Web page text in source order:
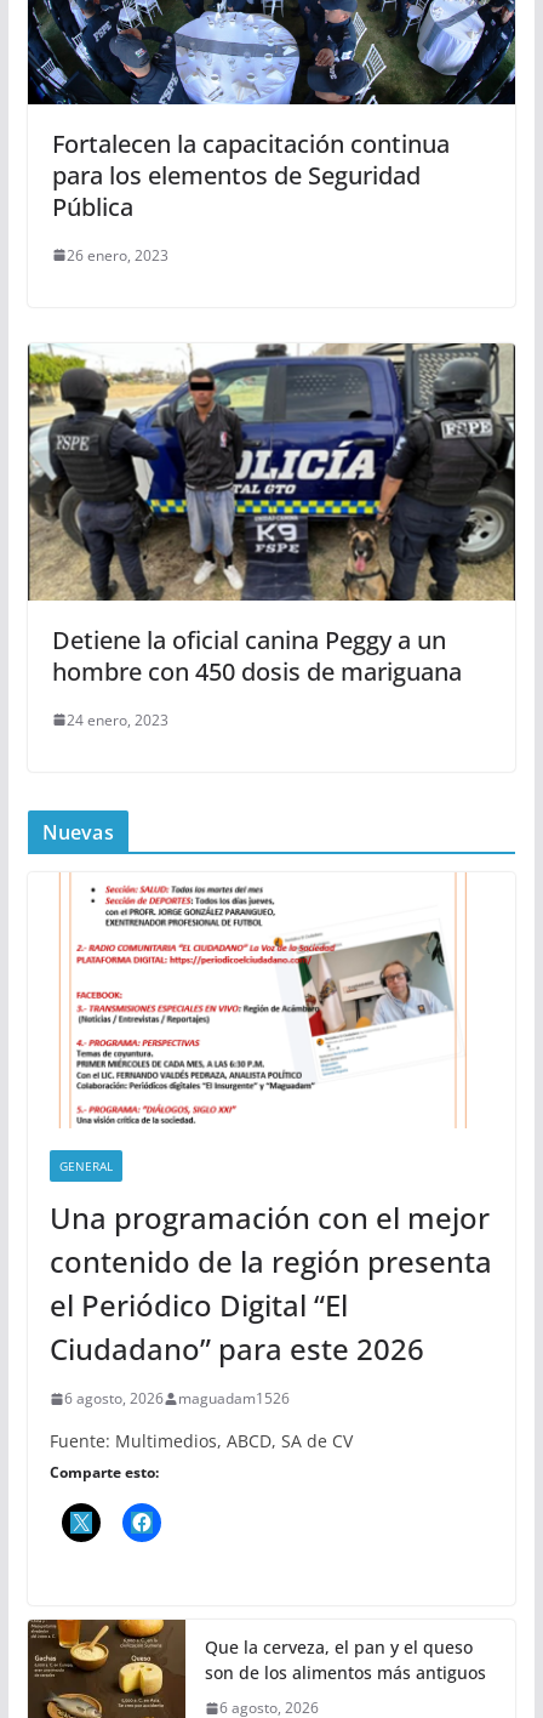
Fortalecen la capacitación continua
para los elementos de Seguridad
Pública
26 enero, 2023
Detiene la oficial canina Peggy a un
hombre con 450 dosis de mariguana
24 enero, 2023
Nuevas
GENERAL
Una programación con el mejor
contenido de la región presenta
el Periódico Digital “El
Ciudadano” para este 2026
6 agosto, 2026 maguadam1526
Fuente: Multimedios, ABCD, SA de CV
Comparte esto:
Que la cerveza, el pan y el queso
son de los alimentos más antiguos
6 agosto, 2026